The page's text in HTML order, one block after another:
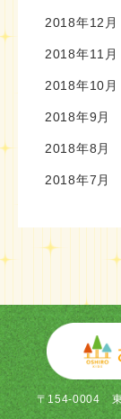
2018年12月
2018年11月
2018年10月
2018年9月
2018年8月
2018年7月
〒154-0004